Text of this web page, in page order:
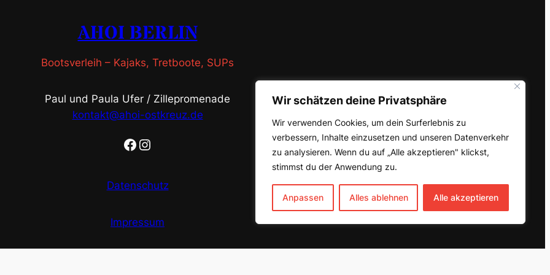
Wir schätzen deine Privatsphäre
Wir verwenden Cookies, um dein Surferlebnis zu
verbessern, Inhalte einzusetzen und unseren Datenverkehr
zu analysieren. Wenn du auf „Alle akzeptieren" klickst,
stimmst du der Anwendung zu.
Anpassen Alles ablehnen Alle akzeptieren
AHOI BERLIN
Bootsverleih – Kajaks, Tretboote, SUPs
Paul und Paula Ufer / Zillepromenade
kontakt@ahoi-ostkreuz.de
Facebook Instagram
Datenschutz
Impressum